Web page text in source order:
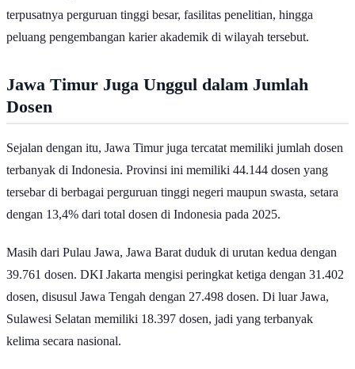
terpusatnya perguruan tinggi besar, fasilitas penelitian, hingga
peluang pengembangan karier akademik di wilayah tersebut.
Jawa Timur Juga Unggul dalam Jumlah
Dosen
Sejalan dengan itu, Jawa Timur juga tercatat memiliki jumlah dosen
terbanyak di Indonesia. Provinsi ini memiliki 44.144 dosen yang
tersebar di berbagai perguruan tinggi negeri maupun swasta, setara
dengan 13,4% dari total dosen di Indonesia pada 2025.
Masih dari Pulau Jawa, Jawa Barat duduk di urutan kedua dengan
39.761 dosen. DKI Jakarta mengisi peringkat ketiga dengan 31.402
dosen, disusul Jawa Tengah dengan 27.498 dosen. Di luar Jawa,
Sulawesi Selatan memiliki 18.397 dosen, jadi yang terbanyak
kelima secara nasional.